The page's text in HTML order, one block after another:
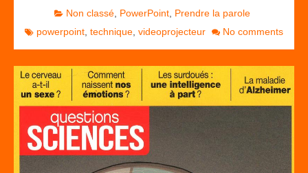
Non classé PowerPoint Prendre la parole
powerpoint technique videoprojecteur No comments